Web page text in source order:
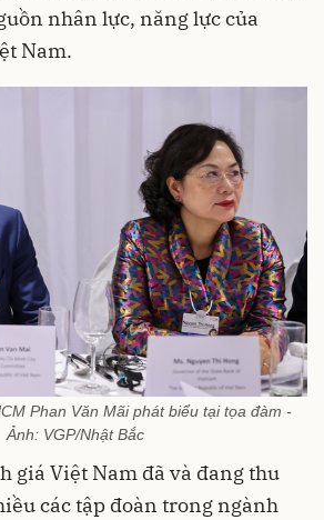
nhân lực, năng lực của
Nam.
Phan Văn Mãi phát biểu tại tọa đàm -
Ảnh: VGP/Nhật Bắc
giá Việt Nam đã và đang thu
các tập đoàn trong ngành